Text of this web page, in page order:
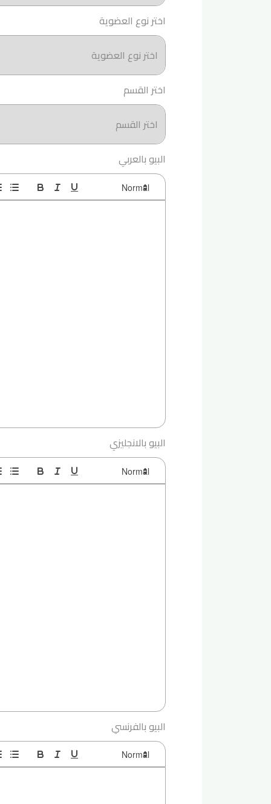
اختر نوع العضوية
اختر القسم
البيو بالعربي
البيو بالانجليزي
البيو بالفرنسي